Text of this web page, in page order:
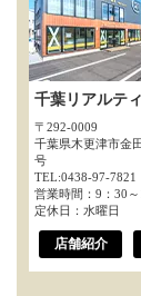
千葉リアルテ
〒292-0009
千葉県木更津市金
号
TEL:0438-97-7821
営業時間：9：30
定休日：水曜日
店舗紹介